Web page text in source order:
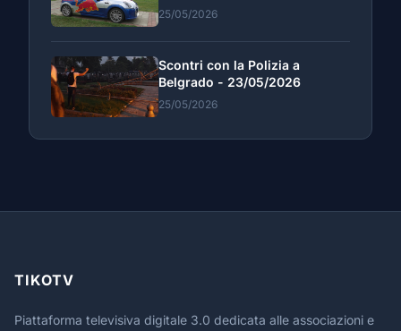
25/05/2026
Scontri con la Polizia a
Belgrado - 23/05/2026
25/05/2026
TIKOTV
Piattaforma televisiva digitale 3.0 dedicata alle associazioni e